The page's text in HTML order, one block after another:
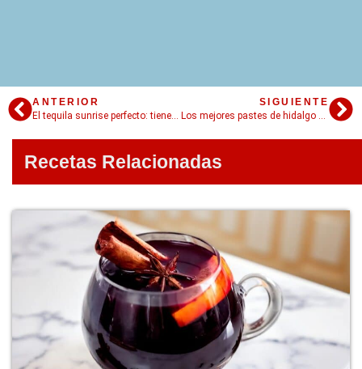
ANTERIOR
El tequila sunrise perfecto: tiene los colores del amanecer
SIGUIENTE
Los mejores pastes de hidalgo que puedas conocer
Recetas Relacionadas